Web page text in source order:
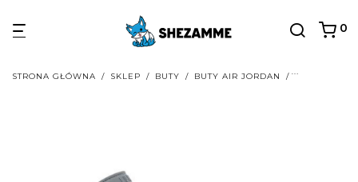
0
STRONA GŁÓWNA / SKLEP / BUTY / BUTY AIR JORDAN / BUTY AIR